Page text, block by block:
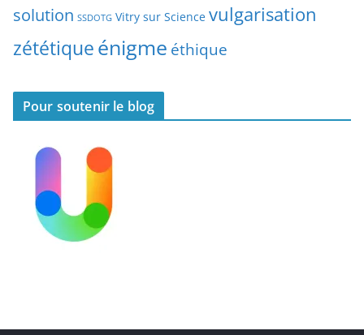
solution SSDOTG Vitry sur Science vulgarisation
zététiqueénigme éthique
Pour soutenir le blog